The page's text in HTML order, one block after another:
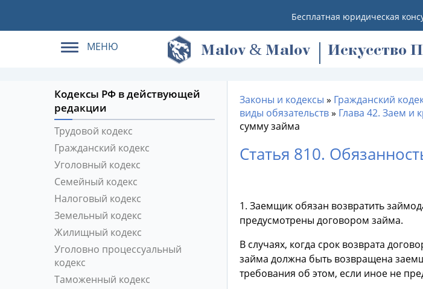
Бесплатная юридическая
МЕНЮ Malov & Malov Искусство
Кодексы РФ в действующей
редакции
Трудовой кодекс
Гражданский кодекс
Уголовный кодекс
Семейный кодекс
Налоговый кодекс
Земельный кодекс
Жилищный кодекс
Уголовно процессуальный
кодекс
Таможенный кодекс
Законы и кодексы » Гражданский
виды обязательств» Глава 42. Заем и
сумму займа
Статья 810.
1. Заемщик обязан возвратить
предусмотрены договором займа.
В случаях, когда срок возврата
займа должна быть возвращена
требования об этом, если иное не